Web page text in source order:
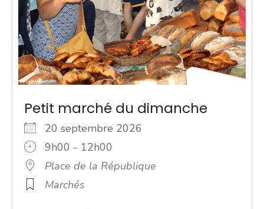
Petit marché du dimanche
20 septembre 2026
9h00 - 12h00
Place de la République
Marchés